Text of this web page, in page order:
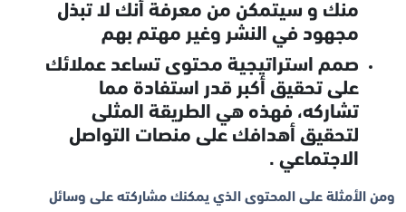
منك و سيتمكن من معرفة أنك لا تبذل
مجهود في النشر وغير مهتم بهم
صمم استراتيجية محتوى تساعد عملائك
على تحقيق أكبر قدر استفادة مما
تشاركه، فهذه هي الطريقة المثلى
لتحقيق أهدافك على منصات التواصل
الاجتماعي .
ومن الأمثلة على المحتوى الذي يمكنك مشاركته على وسائل